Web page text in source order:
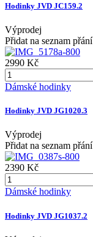
Hodinky JVD JC159.2
Výprodej
Přidat na seznam přání
2990 Kč
Dámské hodinky
Hodinky JVD JG1020.3
Výprodej
Přidat na seznam přání
2390 Kč
Dámské hodinky
Hodinky JVD JG1037.2